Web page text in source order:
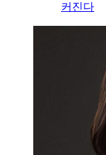
커진다